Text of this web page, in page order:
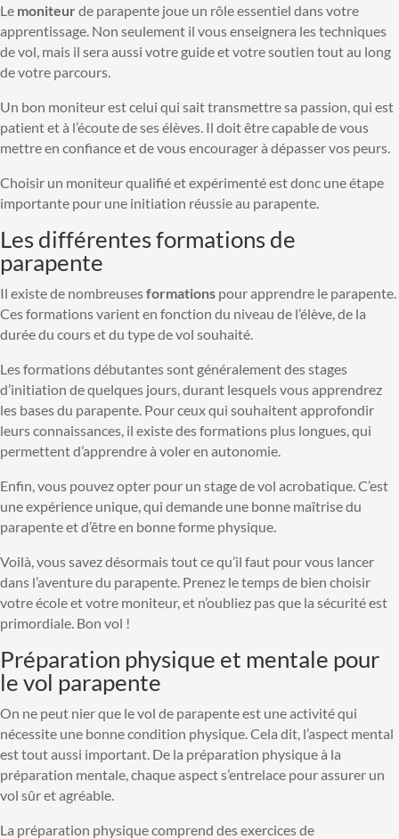
Le moniteurde parapente joue un rôle essentiel dans votre
apprentissage. Non seulement il vous enseignera les techniques
de vol, mais il sera aussi votre guide et votre soutien tout au long
de votre parcours.
Un bon moniteur est celui qui sait transmettre sa passion, qui est
patient et à l’écoute de ses élèves. Il doit être capable de vous
mettre en confiance et de vous encourager à dépasser vos peurs.
Choisir un moniteur qualifié et expérimenté est donc une étape
importante pour une initiation réussie au parapente.
Les différentes formations de
parapente
Il existe de nombreusesformations pour apprendre le parapente.
Ces formations varient en fonction du niveau de l’élève, de la
durée du cours et du type de vol souhaité.
Les formations débutantes sont généralement des stages
d’initiation de quelques jours, durant lesquels vous apprendrez
les bases du parapente. Pour ceux qui souhaitent approfondir
leurs connaissances, il existe des formations plus longues, qui
permettent d’apprendre à voler en autonomie.
Enfin, vous pouvez opter pour un stage de vol acrobatique. C’est
une expérience unique, qui demande une bonne maîtrise du
parapente et d’être en bonne forme physique.
Voilà, vous savez désormais tout ce qu’il faut pour vous lancer
dans l’aventure du parapente. Prenez le temps de bien choisir
votre école et votre moniteur, et n’oubliez pas que la sécurité est
primordiale. Bon vol !
Préparation physique et mentale pour
le vol parapente
On ne peut nier que le vol de parapente est une activité qui
nécessite une bonne condition physique. Cela dit, l’aspect mental
est tout aussi important. De la préparation physique à la
préparation mentale, chaque aspect s’entrelace pour assurer un
vol sûr et agréable.
La préparation physique comprend des exercices de